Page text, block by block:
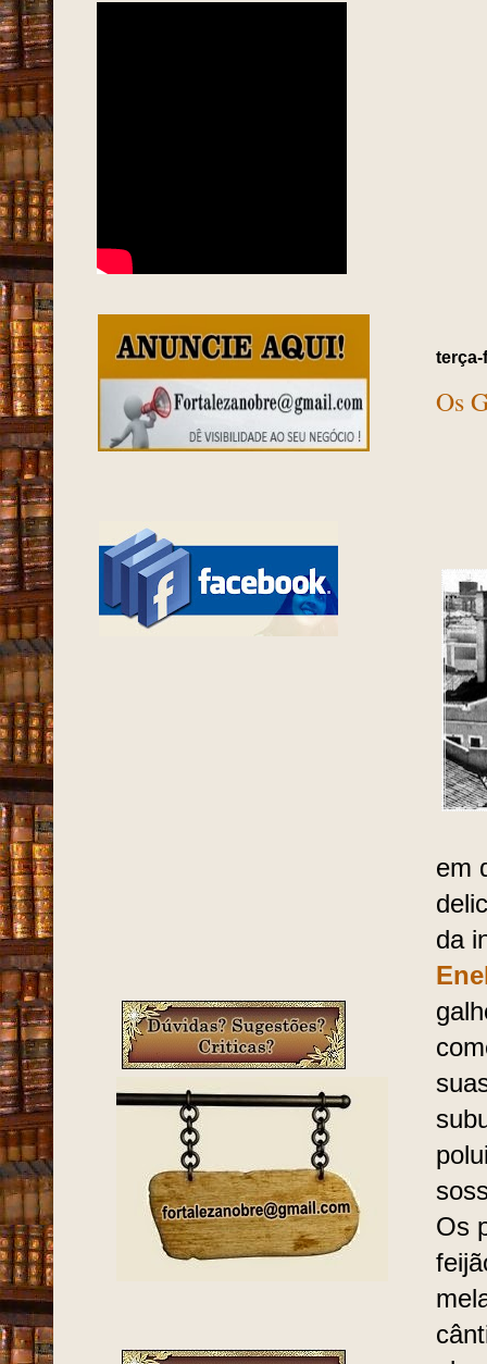
terça-
Os
em
da
Os